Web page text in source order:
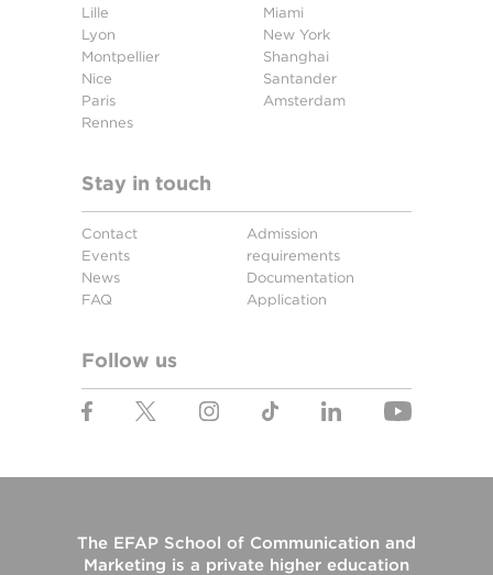
Lille
Lyon
Montpellier
Nice
Paris
Rennes
Miami
New York
Shanghai
Santander
Amsterdam
Stay in touch
Contact
Events
News
FAQ
Admission
requirements
Documentation
Application
Follow us
The EFAP School of Communication and
Marketing is a private higher education